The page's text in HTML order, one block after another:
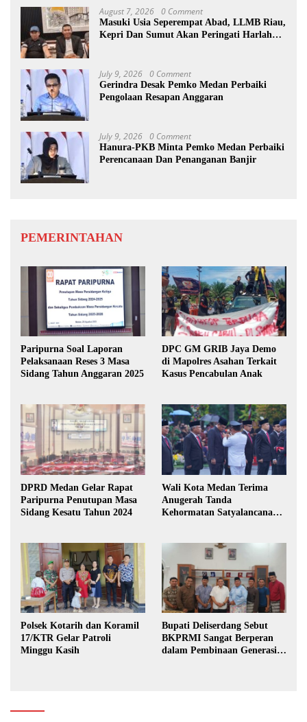
August 7, 2026 0 Comment
Masuki Usia Seperempat Abad, LLMB Riau,
Kepri Dan Sumut Akan Peringati Harlah
July 9, 2026 0 Comment
Gerindra Desak Pemko Medan Perbaiki
Pengolaan Resapan Anggaran
July 9, 2026 0 Comment
Hanura-PKB Minta Pemko Medan Perbaiki
Perencanaan Dan Penanganan Banjir
PEMERINTAHAN
Paripurna Soal Laporan
Pelaksanaan Reses 3 Masa
Sidang Tahun Anggaran 2025
DPC GM GRIB Jaya Demo
di Mapolres Asahan Terkait
Kasus Pencabulan Anak
DPRD Medan Gelar Rapat
Paripurna Penutupan Masa
Sidang Kesatu Tahun 2024
Wali Kota Medan Terima
Anugerah Tanda
Kehormatan Satyalancana
Polsek Kotarih dan Koramil
17/KTR Gelar Patroli
Minggu Kasih
Bupati Deliserdang Sebut
BKPRMI Sangat Berperan
dalam Pembinaan Generasi